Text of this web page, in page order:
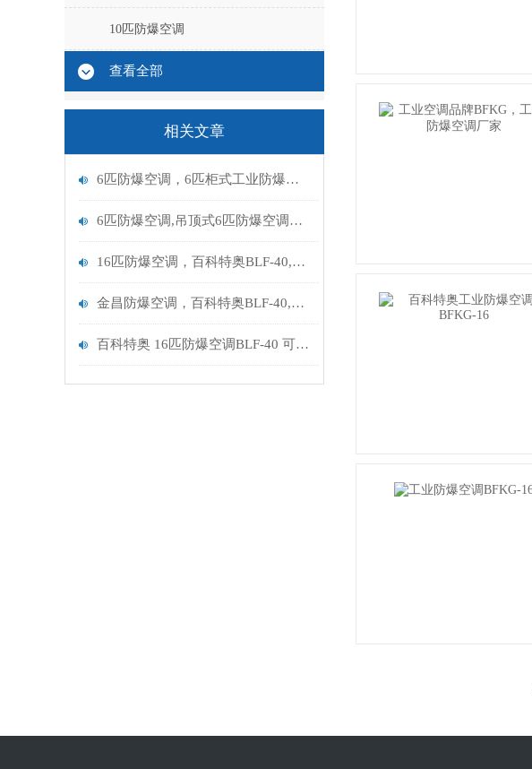
10匹防爆空调
查看全部
相关文章
6匹防爆空调，6匹柜式工业防爆空调BFKG-16
6匹防爆空调,吊顶式6匹防爆空调BFKG-16
16匹防爆空调，百科特奥BLF-40,拉萨防爆空调
金昌防爆空调，百科特奥BLF-40,设备机房16匹防爆空调
百科特奥 16匹防爆空调BLF-40 可以用于哪些行业